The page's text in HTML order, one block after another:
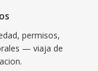
permisos,
— viaja de